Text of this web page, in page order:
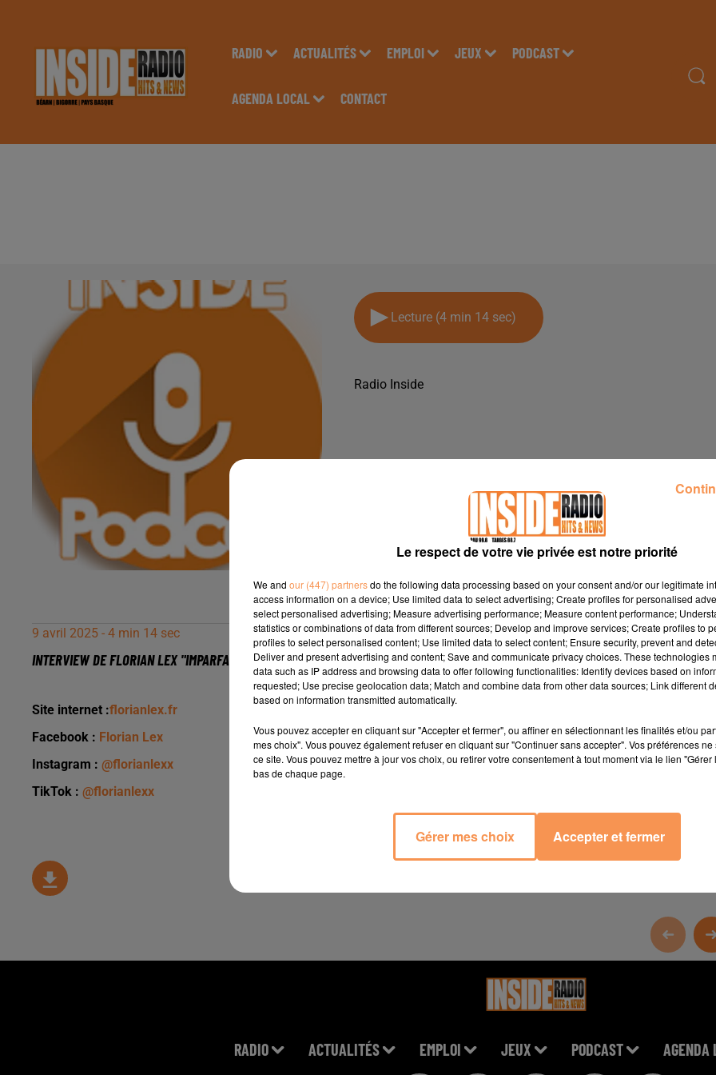
RADIO ACTUALITÉS EMPLOI JEUX PODCAST
AGENDA LOCAL CONTACT
Lecture (4 min 14 sec)
Radio Inside
9 avril 2025 - 4 min 14 sec
INTERVIEW DE FLORIAN LEX "IMPARFAITS" À PAU, SUR RADIO INSIDE
Site internet :florianlex.fr
Facebook : Florian Lex
Instagram : @florianlexx
TikTok : @florianlexx
RADIO ACTUALITÉS EMPLOI JEUX PODCAST AGENDA
Le respect de votre vie privée est notre priorité
We and our (447) partnersdo the following data processing based on your consent and/or our legitimate
access information on a device; Use limited data to select advertising; Create profiles for personalised
select personalised advertising; Measure advertising performance; Measure content performance;
statistics or combinations of data from different sources; Develop and improve services; Create profiles to
profiles to select personalised content; Use limited data to select content; Ensure security, prevent and
Deliver and present advertising and content; Save and communicate privacy choices. These technologies
data such as IP address and browsing data to offer following functionalities: Identify devices based on
requested; Use precise geolocation data; Match and combine data from other data sources; Link different
based on information transmitted automatically.
Vous pouvez accepter en cliquant sur "Accepter et fermer", ou affiner en sélectionnant les finalités et/ou
mes choix". Vous pouvez également refuser en cliquant sur "Continuer sans accepter". Vos préférences
ce site. Vous pouvez mettre à jour vos choix, ou retirer votre consentement à tout moment via le lien
bas de chaque page.
Gérer mes choix Accepter et fermer